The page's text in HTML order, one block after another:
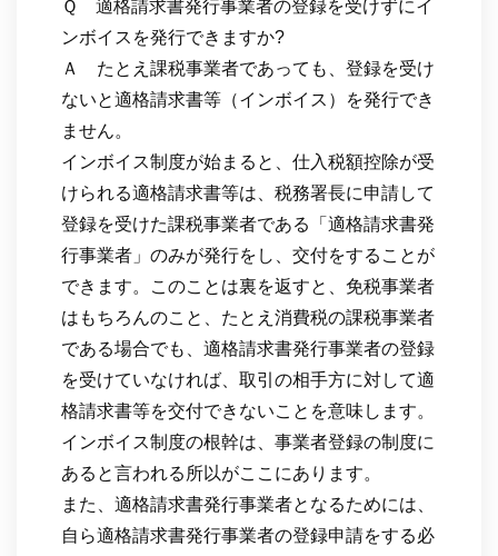
Ｑ 適格請求書発行事業者の登録を受けずにイ
ンボイスを発行できますか?
Ａ たとえ課税事業者であっても、登録を受け
ないと適格請求書等（インボイス）を発行でき
ません。
インボイス制度が始まると、仕入税額控除が受
けられる適格請求書等は、税務署長に申請して
登録を受けた課税事業者である「適格請求書発
行事業者」のみが発行をし、交付をすることが
できます。このことは裏を返すと、免税事業者
はもちろんのこと、たとえ消費税の課税事業者
である場合でも、適格請求書発行事業者の登録
を受けていなければ、取引の相手方に対して適
格請求書等を交付できないことを意味します。
インボイス制度の根幹は、事業者登録の制度に
あると言われる所以がここにあります。
また、適格請求書発行事業者となるためには、
自ら適格請求書発行事業者の登録申請をする必